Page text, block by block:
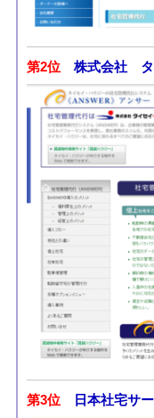
第2位 株式会社 タ
第3位 日本社宅サ